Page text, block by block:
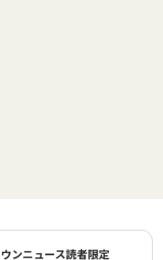
ンニュース読者限定